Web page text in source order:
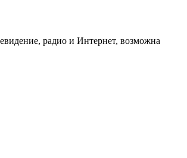
радио и Интернет, возможна